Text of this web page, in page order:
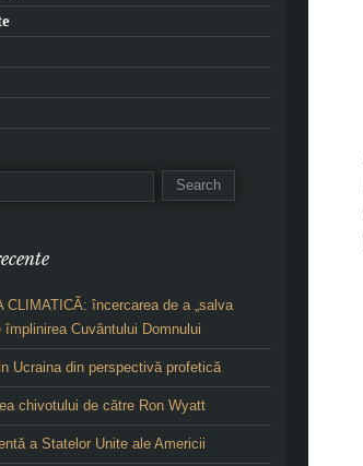
CLIMATICĂ: încercarea de a „salva
împlinirea Cuvântului Domnului
Ucraina din perspectivă profetică
chivotului de către Ron Wyatt
a Statelor Unite ale Americii